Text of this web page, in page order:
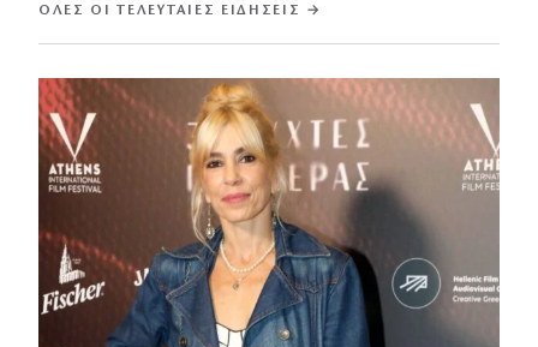
ΌΛΕΣ ΟΙ ΤΕΛΕΥΤΑΊΕΣ ΕΙΔΉΣΕΙΣ →